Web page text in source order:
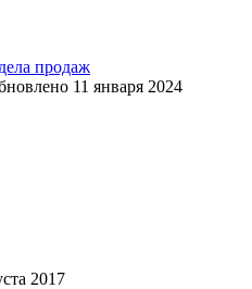
продаж
11 января 2024
2017